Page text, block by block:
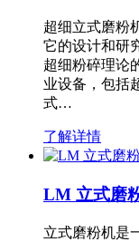
超细立式磨粉
它的设计和研
超细粉碎理论
业设备，包括
式…
了解详情
LM 立式磨
立式磨粉机是